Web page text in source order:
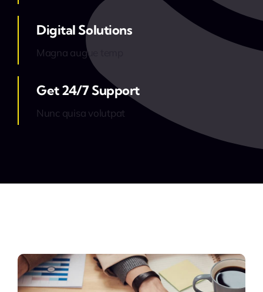
Digital Solutions
Magna augue temp
Get 24/7 Support
Nunc quisa volutpat